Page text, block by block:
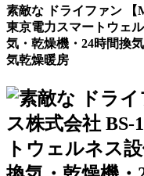
素敵な ドライファン 【
東京電力スマートウェ
気・乾燥機・24時間換
気乾燥暖房